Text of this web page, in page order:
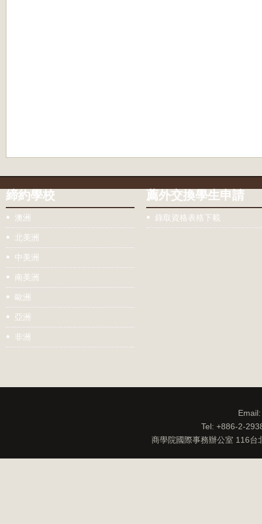
締約學校
澳洲
北美洲
中美洲
南美洲
歐洲
亞洲
非洲
薦外交換學生申請
錄取資格表格下載
Tel: +886-2-
商學院國際事務辦公室 116台